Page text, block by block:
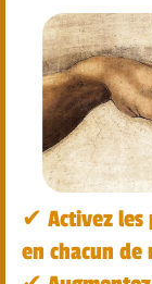
✔︎ Activez les
en chacun de